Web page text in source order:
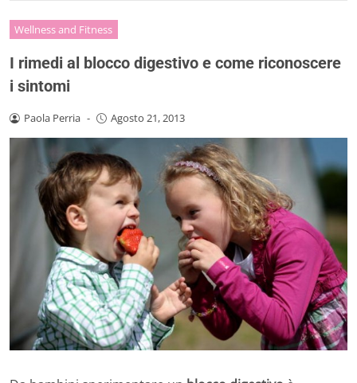
Wellness and Fitness
I rimedi al blocco digestivo e come riconoscere
i sintomi
Paola Perria - Agosto 21, 2013